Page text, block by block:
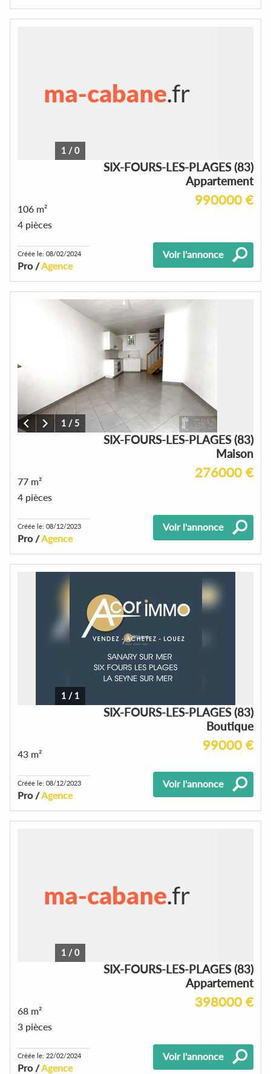
1 /0
SIX-FOURS-LES-PLAGES (83)
Appartement
990000 €
106 m²
4 pièces
Créée le: 08/02/2024
Pro /Agence
Voir l'annonce
1 /5
SIX-FOURS-LES-PLAGES (83)
Maison
276000 €
77 m²
4 pièces
Créée le: 08/12/2023
Pro /Agence
Voir l'annonce
1 / 1
SIX-FOURS-LES-PLAGES (83)
Boutique
99000 €
43 m²
Créée le: 08/12/2023
Pro /Agence
Voir l'annonce
1 /0
SIX-FOURS-LES-PLAGES (83)
Appartement
398000 €
68 m²
3 pièces
Créée le: 22/02/2024
Pro /Agence
Voir l'annonce